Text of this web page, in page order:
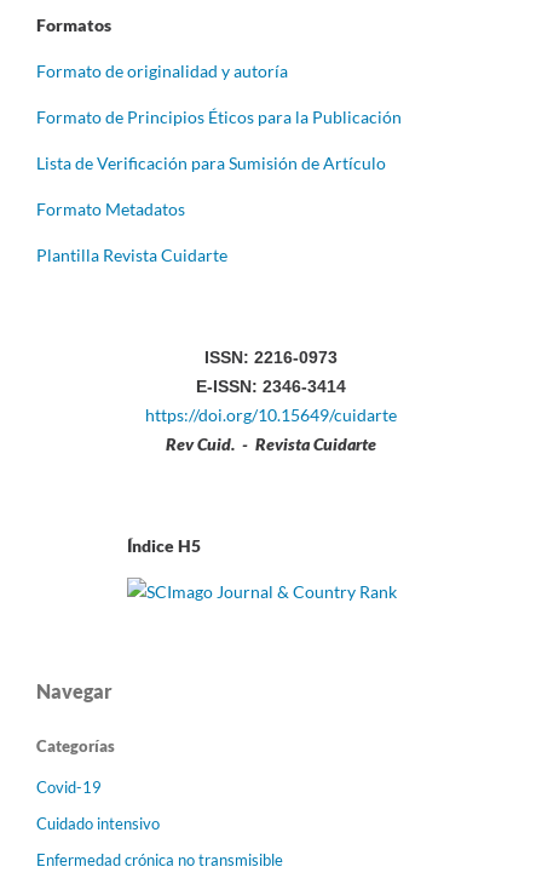
Formatos
Formato de originalidad y autoría
Formato de Principios Éticos para la Publicación
Lista de Verificación para Sumisión de Artículo
Formato Metadatos
Plantilla Revista Cuidarte
ISSN: 2216-0973
E-ISSN: 2346-3414
https://doi.org/10.15649/cuidarte
Rev Cuid. - Revista Cuidarte
Índice H5
Navegar
Categorías
Covid-19
Cuidado intensivo
Enfermedad crónica no transmisible